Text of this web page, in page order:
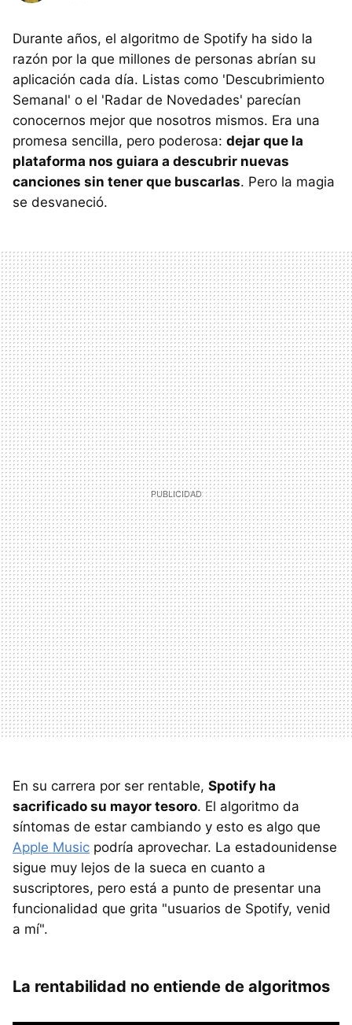
Durante años, el algoritmo de Spotify ha sido la
razón por la que millones de personas abrían su
aplicación cada día. Listas como 'Descubrimiento
Semanal' o el 'Radar de Novedades' parecían
conocernos mejor que nosotros mismos. Era una
promesa sencilla, pero poderosa: dejar que la
plataforma nos guiara a descubrir nuevas
canciones sin tener que buscarlas. Pero la magia
se desvaneció.
En su carrera por ser rentable, Spotify ha
sacrificado su mayor tesoro. El algoritmo da
síntomas de estar cambiando y esto es algo que
Apple Music podría aprovechar. La estadounidense
sigue muy lejos de la sueca en cuanto a
suscriptores, pero está a punto de presentar una
funcionalidad que grita "usuarios de Spotify, venid
a mí".
La rentabilidad no entiende de algoritmos